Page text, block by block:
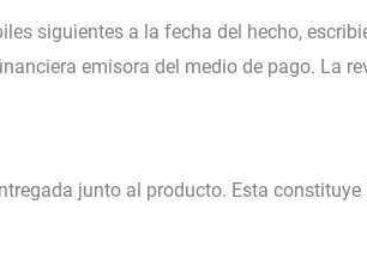
siguientes a la fecha del hecho,
emisora del medio de pago. La
junto al producto. Esta